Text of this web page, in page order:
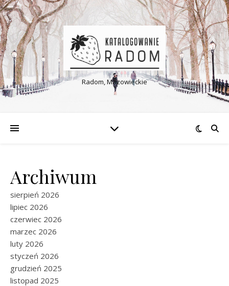
Radom, Mazowieckie
Archiwum
sierpień 2026
lipiec 2026
czerwiec 2026
marzec 2026
luty 2026
styczeń 2026
grudzień 2025
listopad 2025